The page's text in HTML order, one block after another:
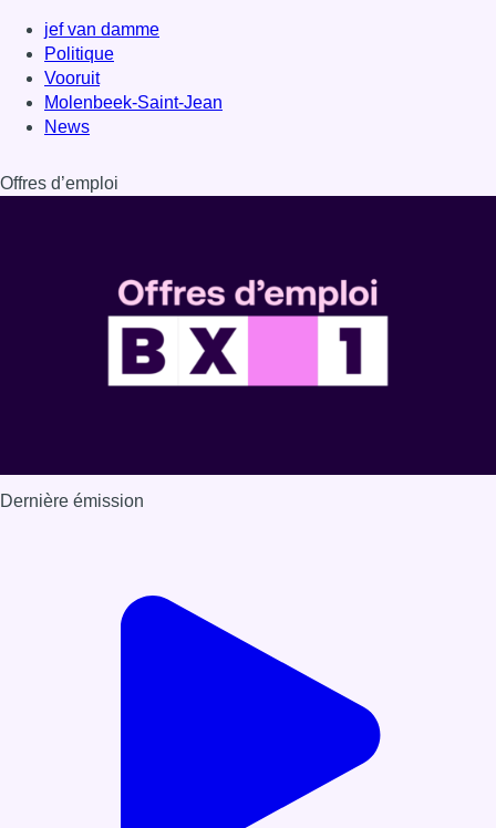
jef van damme
Politique
Vooruit
Molenbeek-Saint-Jean
News
Offres d’emploi
Dernière émission